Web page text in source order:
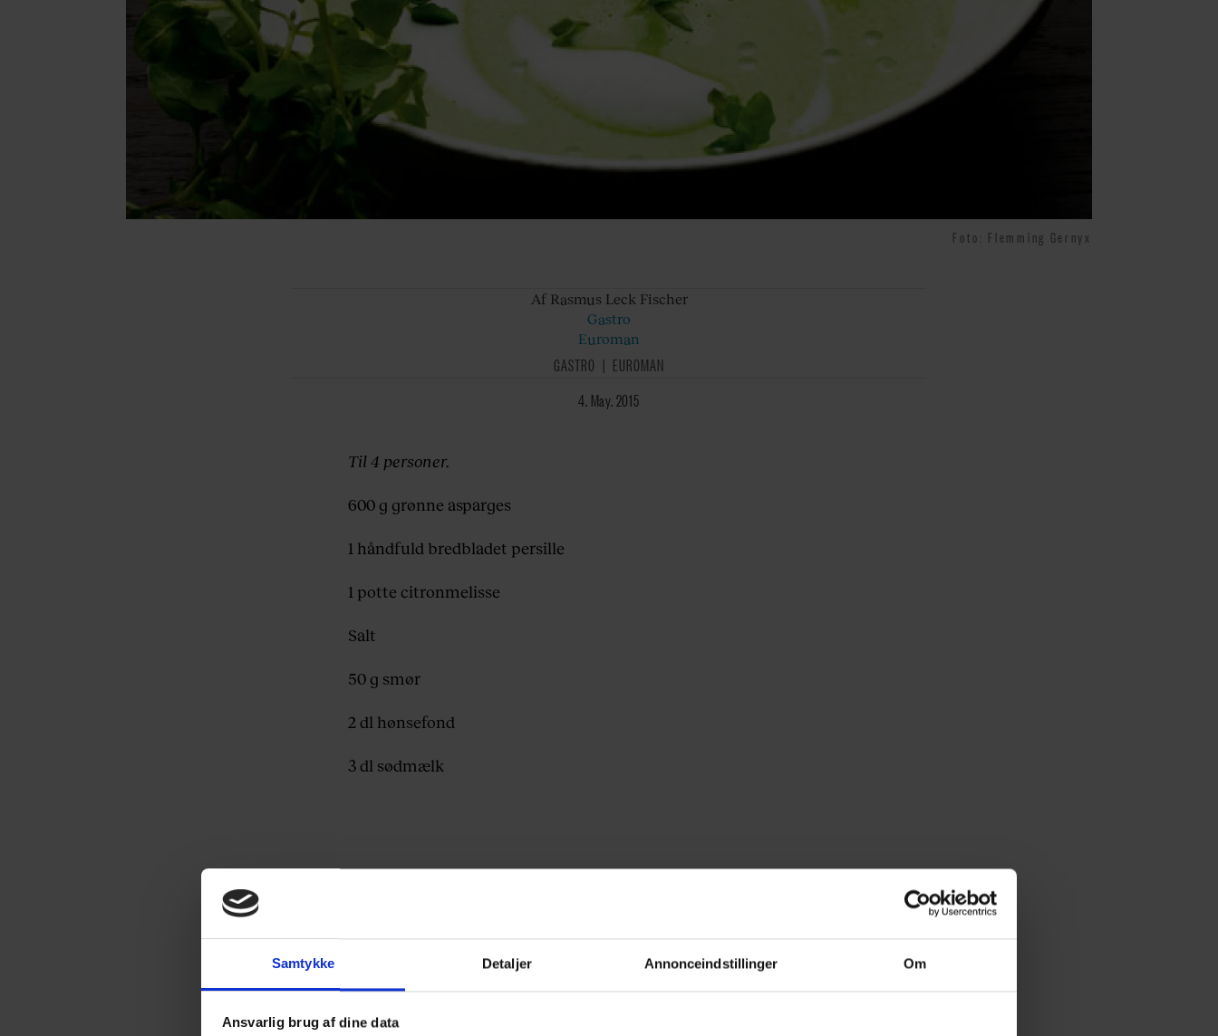
Samtykke Detaljer Annonceindstillinger Om
Ansvarlig brug af dine data
Foto: Flemming Gernyx
Af Rasmus Leck Fischer
Gastro
Euroman
GASTRO
EUROMAN
4. May. 2015
Til 4 personer.
600 g grønne asparges
1 håndfuld bredbladet persille
1 potte citronmelisse
Salt
50 g smør
2 dl hønsefond
3 dl sødmælk
Peber